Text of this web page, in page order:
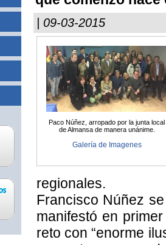
| 09-03-2015
Paco Núñez, arropado por la junta local
de Almansa de manera unánime.
Galería de Imagenes
regionales.
Francisco Núñez
manifestó en
reto con “enorme